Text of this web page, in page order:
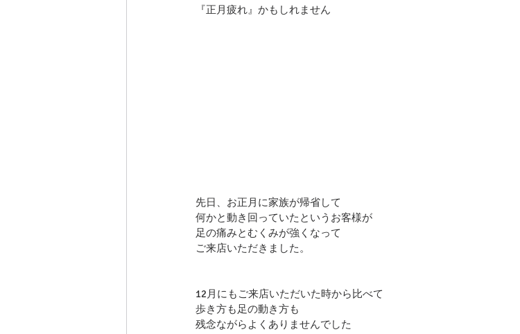
『正月疲れ』かもしれません
先日、お正月に家族が帰省して
何かと動き回っていたというお客様が
足の痛みとむくみが強くなって
ご来店いただきました。
12月にもご来店いただいた時から比べて
歩き方も足の動き方も
残念ながらよくありませんでした